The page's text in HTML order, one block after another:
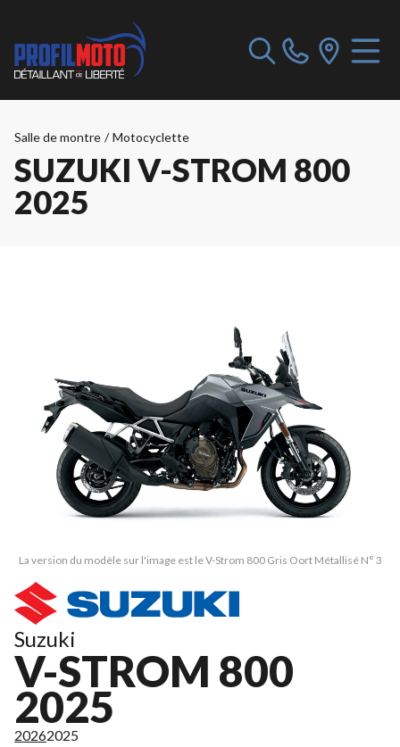
Salle de montre / Motocyclette
SUZUKI V-STROM 800
2025
La version du modèle sur l'image est le V-Strom 800 Gris Oort Métallisé N° 3
Suzuki
V-STROM 800
2025
20262025